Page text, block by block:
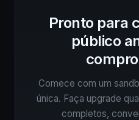
Pronto para
público
Comece com um
única. Faça upgrade
completos,